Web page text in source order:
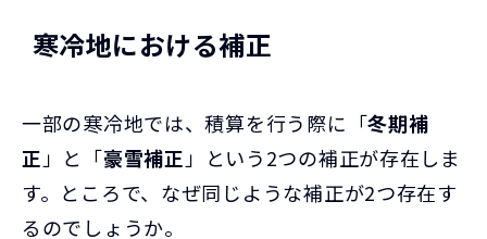
寒冷地における補正
一部の寒冷地では、積算を行う際に「冬期補
正」と「豪雪補正」という2つの補正が存在しま
す。ところで、なぜ同じような補正が2つ存在す
るのでしょうか。